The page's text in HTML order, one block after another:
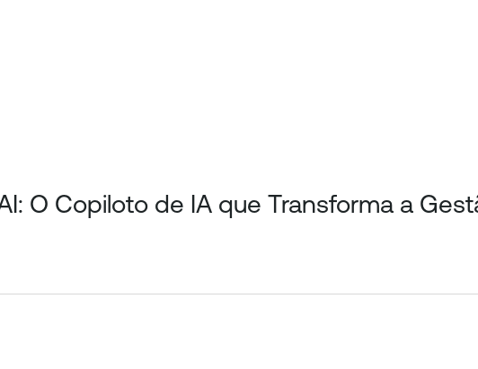
O Copiloto de IA que Transforma a